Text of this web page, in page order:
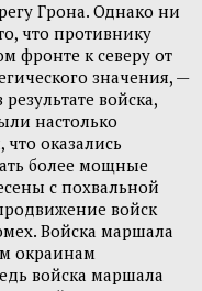
Грона. Однако ни
что противнику
фронте к северу от
значения, —
войска,
настолько
оказались
более мощные
с похвальной
войск
Войска маршала
окраинам
войска маршала